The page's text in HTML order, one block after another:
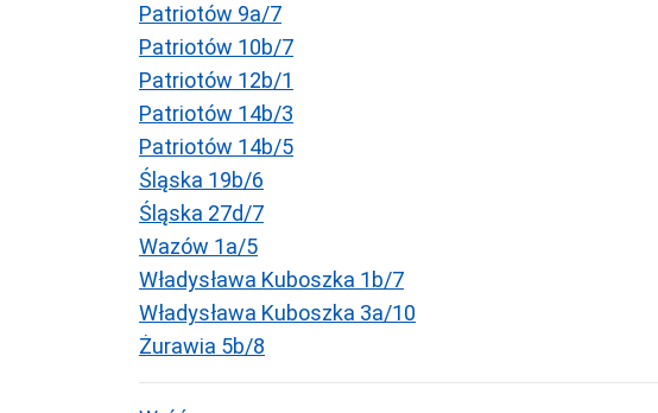
Patriotów 9a/7
Patriotów 10b/7
Patriotów 12b/1
Patriotów 14b/3
Patriotów 14b/5
Śląska 19b/6
Śląska 27d/7
Wazów 1a/5
Władysława Kuboszka 1b/7
Władysława Kuboszka 3a/10
Żurawia 5b/8